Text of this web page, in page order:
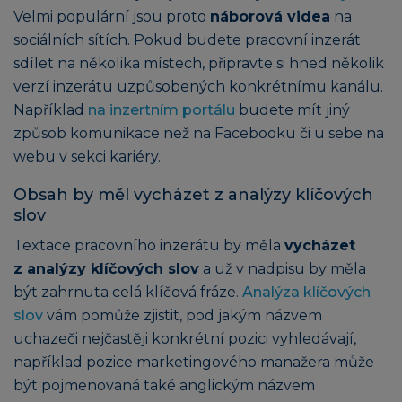
Velmi populární jsou proto náborová videa na
sociálních sítích. Pokud budete pracovní inzerát
sdílet na několika místech, připravte si hned několik
verzí inzerátu uzpůsobených konkrétnímu kanálu.
Například na inzertním portálu budete mít jiný
způsob komunikace než na Facebooku či u sebe na
webu v sekci kariéry.
Obsah by měl vycházet z analýzy klíčových
slov
Textace pracovního inzerátu by měla vycházet
z analýzy klíčových slov a už v nadpisu by měla
být zahrnuta celá klíčová fráze. Analýza klíčových
slov vám pomůže zjistit, pod jakým názvem
uchazeči nejčastěji konkrétní pozici vyhledávají,
například pozice marketingového manažera může
být pojmenovaná také anglickým názvem